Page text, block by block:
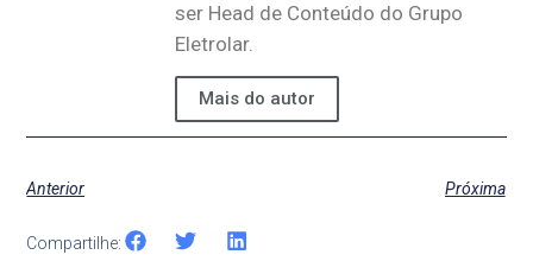
ser Head de Conteúdo do Grupo
Eletrolar.
Mais do autor
Anterior Próxima
Compartilhe: